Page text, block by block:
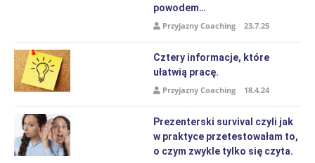
powodem…
Przyjazny Coaching 23.7.25
Cztery informacje, które
ułatwią pracę.
Przyjazny Coaching 18.4.24
Prezenterski survival czyli jak
w praktyce przetestowałam to,
o czym zwykle tylko się czyta.